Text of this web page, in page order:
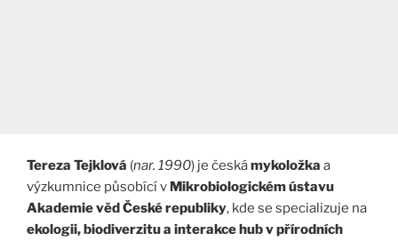
Tereza Tejklová (nar. 1990) je českámykoložka a
výzkumnice působící v Mikrobiologickém ústavu
Akademie věd České republiky, kde se specializuje na
ekologii, biodiverzitu a interakce hub v přírodních